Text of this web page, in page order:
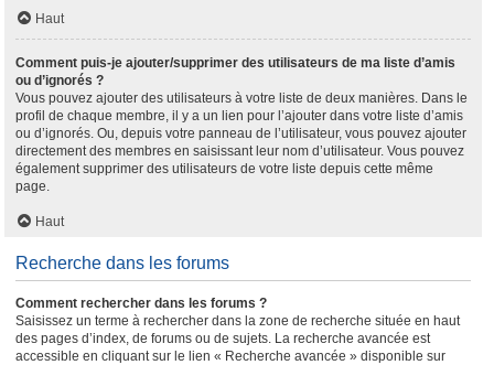
Haut
Comment puis-je ajouter/supprimer des utilisateurs de ma liste d’amis
ou d’ignorés ?
Vous pouvez ajouter des utilisateurs à votre liste de deux manières. Dans le
profil de chaque membre, il y a un lien pour l’ajouter dans votre liste d’amis
ou d’ignorés. Ou, depuis votre panneau de l’utilisateur, vous pouvez ajouter
directement des membres en saisissant leur nom d’utilisateur. Vous pouvez
également supprimer des utilisateurs de votre liste depuis cette même
page.
Haut
Recherche dans les forums
Comment rechercher dans les forums ?
Saisissez un terme à rechercher dans la zone de recherche située en haut
des pages d’index, de forums ou de sujets. La recherche avancée est
accessible en cliquant sur le lien « Recherche avancée » disponible sur